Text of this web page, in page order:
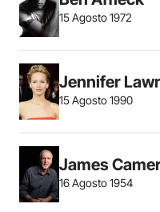
15 Agosto 1972
Jennifer
15 Agosto 1990
James
16 Agosto 1954